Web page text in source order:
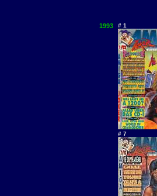
1993 # 1
# 7